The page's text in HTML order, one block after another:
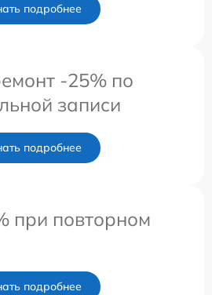
подробнее
-25% по
записи
подробнее
при повторном
подробнее